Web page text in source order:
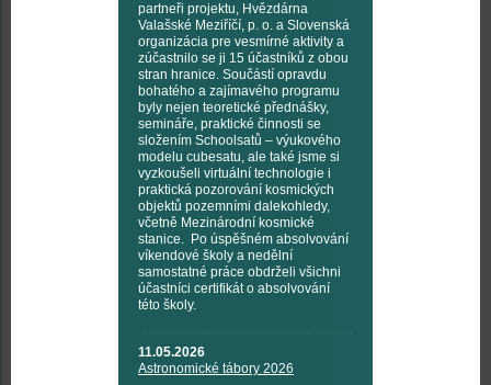
partneři projektu, Hvězdárna
Valašské Meziříčí, p. o. a Slovenská
organizácia pre vesmírné aktivity a
zúčastnilo se ji 15 účastníků z obou
stran hranice. Součástí opravdu
bohatého a zajímavého programu
byly nejen teoretické přednášky,
semináře, praktické činnosti se
složením Schoolsatů – výukového
modelu cubesatu, ale také jsme si
vyzkoušeli virtuální technologie i
praktická pozorování kosmických
objektů pozemními dalekohledy,
včetně Mezinárodní kosmické
stanice. Po úspěšném absolvování
víkendové školy a nedělní
samostatné práce obdrželi všichni
účastníci certifikát o absolvování
této školy.
11.05.2026
Astronomické tábory 2026